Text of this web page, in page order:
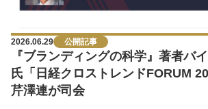
2026.06.29 公開記事
『ブランディングの科学』著者バ
氏「日経クロストレンドFORUM
芹澤連が司会